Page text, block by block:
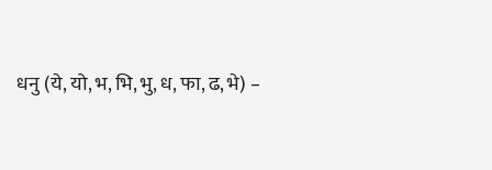
धनु (ये, यो, भ, भि, भु, ध, फा, ढ, भे) –